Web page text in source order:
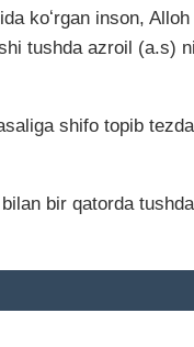
inson,
tushda azroil (a.s)
shifo topib
bir qatorda